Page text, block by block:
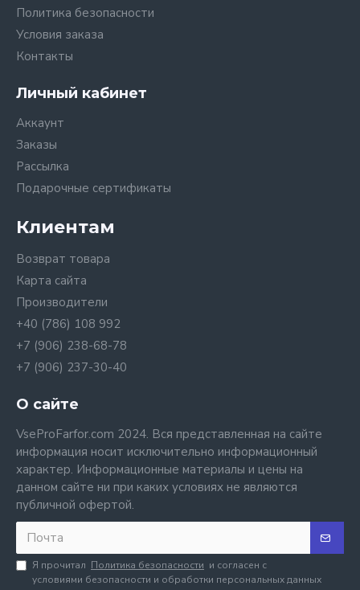
Политика безопасности
Условия заказа
Контакты
Личный кабинет
Аккаунт
Заказы
Рассылка
Подарочные сертификаты
Клиентам
Возврат товара
Карта сайта
Производители
+40 (786) 108 992
+7 (906) 238-68-78
+7 (906) 237-30-40
О сайте
VseProFarfor.com 2024. Вся представленная на сайте
информация носит исключительно информационный
характер. Информационные материалы и цены на
данном сайте ни при каких условиях не являются
публичной офертой.
Я прочитал Политика безопасности и согласен с
условиями безопасности и обработки персональных данных